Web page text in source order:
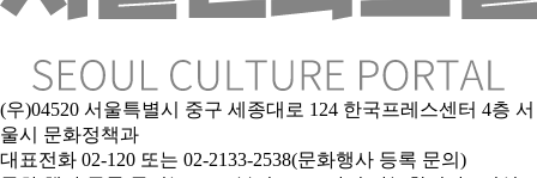
(우)04520 서울특별시 중구 세종대로 124 한국프레스센터 4층 서
울시 문화정책과
대표전화 02-120 또는 02-2133-2538(문화행사 등록 문의)